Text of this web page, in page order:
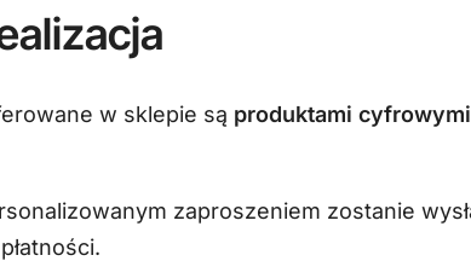
w sklepie są produktami cyfrowymi
zaproszeniem zostanie